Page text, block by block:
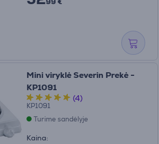
Mini viryklė Severin Prekė -
KP1091
(4)
KP1091
Turime sandėlyje
Kaina: